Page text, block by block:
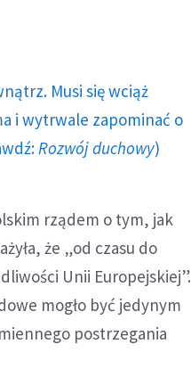
Musi się wciąż
i wytrwale zapominać o
Rozwój duchowy)
rządem o tym, jak
że „od czasu do
Unii Europejskiej”.
mogło być jedynym
postrzegania